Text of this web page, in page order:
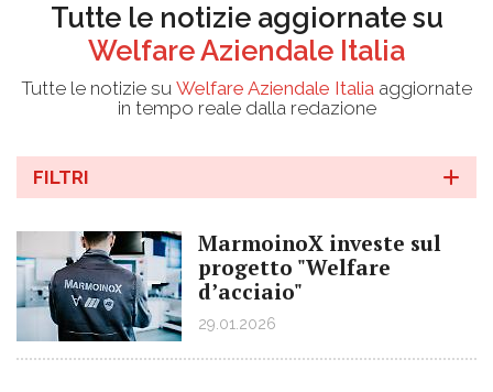
Tutte le notizie aggiornate su
Welfare Aziendale Italia
Tutte le notizie su Welfare Aziendale Italia aggiornate
in tempo reale dalla redazione
FILTRI
MarmoinoX investe sul
progetto "Welfare
d’acciaio"
29.01.2026